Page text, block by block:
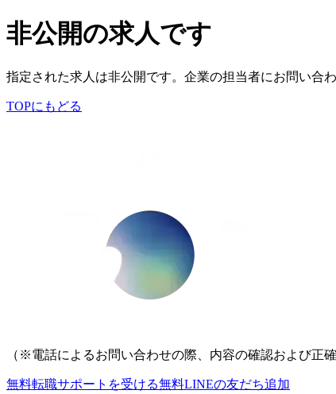
非公開の求人です
指定された求人は非公開です。企業の担当者にお問い合わ
TOPにもどる
（※電話によるお問い合わせの際、内容の確認および正
無料転職サポートを受ける無料LINEの友だち追加